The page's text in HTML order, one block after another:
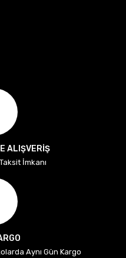
ALIŞVERİŞ
İmkanı
Aynı Gün Kargo